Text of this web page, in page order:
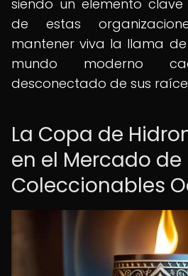
siendo un elemento
de estas
mantener viva la llama
mundo moderno
desconectado de sus
La Copa de
en el Mercado de
Coleccionables